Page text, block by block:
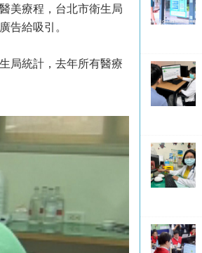
美療程，台北市衛生局
告給吸引。
局統計，去年所有醫療